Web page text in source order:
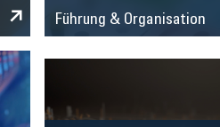
Führung & Organisation